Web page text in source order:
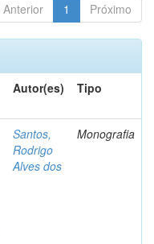
Anterior 1 Próximo
Autor(es) Tipo
Santos,
Rodrigo
Alves dos
Monografia